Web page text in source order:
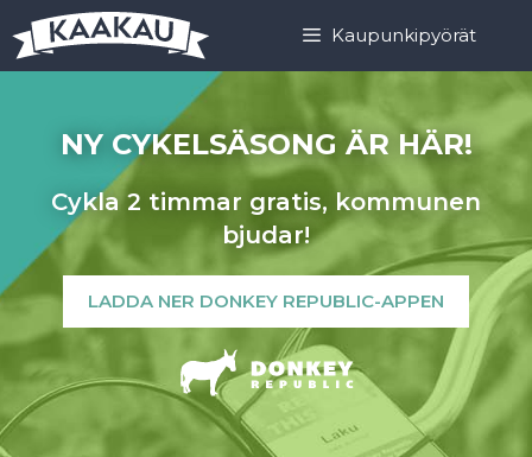
Hoppa
till
Hoppa
till
Kaupunkipyörät
NY CYKELSÄSONG ÄR HÄR!
Cykla 2 timmar gratis, kommunen
bjudar!
LADDA NER DONKEY REPUBLIC-APPEN